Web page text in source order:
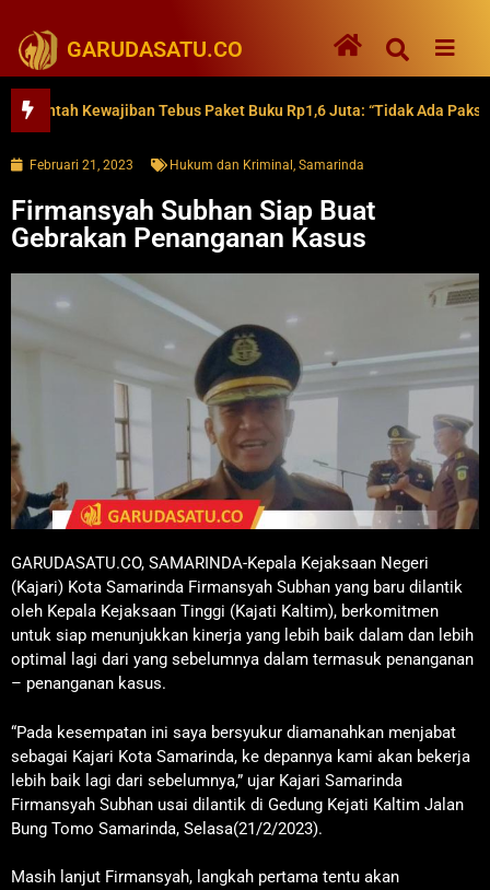
GARUDASATU.CO
Kewajiban Tebus Paket Buku Rp1,6 Juta: “Tidak Ada Paksaan”
Februari 21, 2023 Hukum dan Kriminal , Samarinda
Firmansyah Subhan Siap Buat
Gebrakan Penanganan Kasus
GARUDASATU.CO, SAMARINDA-Kepala Kejaksaan Negeri
(Kajari) Kota Samarinda Firmansyah Subhan yang baru dilantik
oleh Kepala Kejaksaan Tinggi (Kajati Kaltim), berkomitmen
untuk siap menunjukkan kinerja yang lebih baik dalam dan lebih
optimal lagi dari yang sebelumnya dalam termasuk penanganan
– penanganan kasus.
“Pada kesempatan ini saya bersyukur diamanahkan menjabat
sebagai Kajari Kota Samarinda, ke depannya kami akan bekerja
lebih baik lagi dari sebelumnya,” ujar Kajari Samarinda
Firmansyah Subhan usai dilantik di Gedung Kejati Kaltim Jalan
Bung Tomo Samarinda, Selasa(21/2/2023).
Masih lanjut Firmansyah, langkah pertama tentu akan